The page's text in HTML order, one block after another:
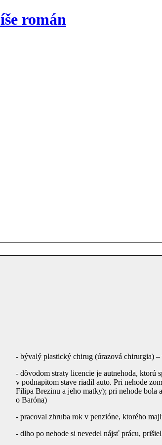
- bývalý plastický chirug (úrazová chirurgia) –
- dôvodom straty licencie je autnehoda, ktorú
v podnapitom stave riadil auto. Pri nehode
Filipa Brezinu a jeho matky); pri nehode bola
o Baróna)
- pracoval zhruba rok v penzióne, ktorého
- dlho po nehode si nevedel nájsť prácu,